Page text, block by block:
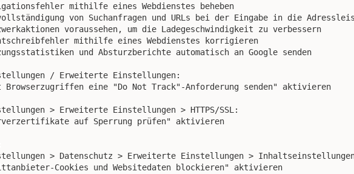
mithilfe eines Webdienstes beheben
von Suchanfragen und URLs bei der Eingabe in die
voraussehen, um die Ladegeschwindigkeit zu verbessern
mithilfe eines Webdienstes korrigieren
und Absturzberichte automatisch an Google senden
/ Erweiterte Einstellungen:
Browserzugriffen eine "Do Not Track"-Anforderung senden" aktivieren
> Erweiterte Einstellungen > HTTPS/SSL:
auf Sperrung prüfen" aktivieren
> Datenschutz > Erweiterte Einstellungen >
Cookies und Websitedaten blockieren" aktivieren